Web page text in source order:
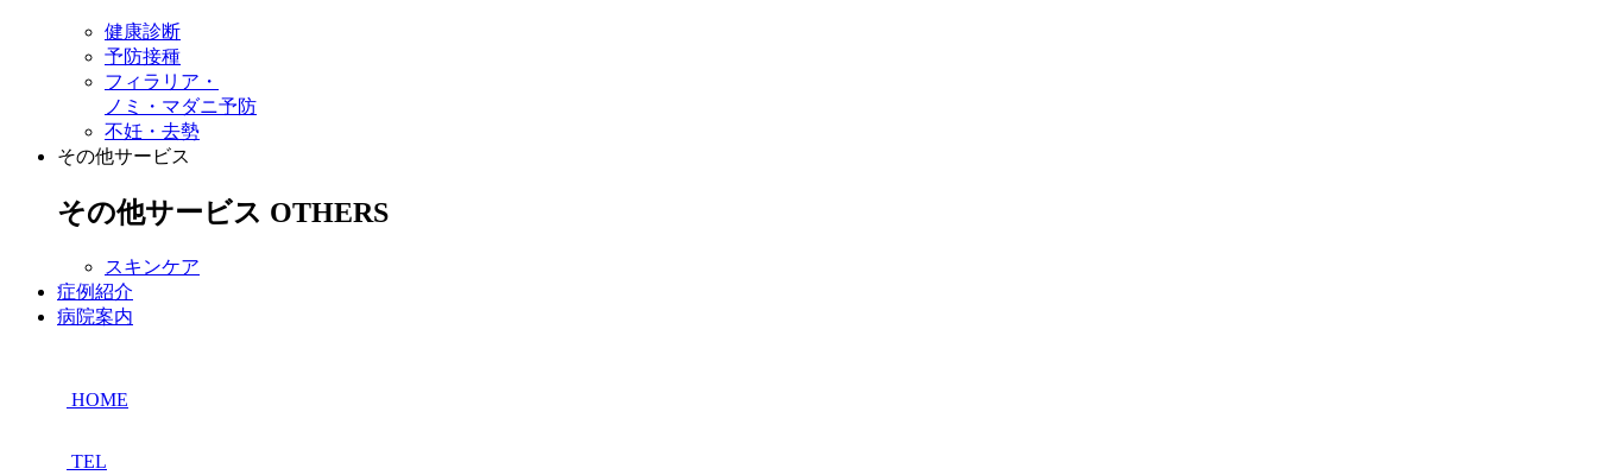
健康診断
予防接種
フィラリア・
ノミ・マダニ予防
不妊・去勢
その他サービス
その他サービス OTHERS
スキンケア
症例紹介
病院案内
HOME
TEL